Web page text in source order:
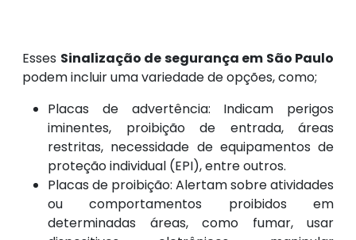
Esses Sinalização de segurança em São Paulo
podem incluir uma variedade de opções, como;
Placas de advertência: Indicam perigos
iminentes, proibição de entrada, áreas
restritas, necessidade de equipamentos de
proteção individual (EPI), entre outros.
Placas de proibição: Alertam sobre atividades
ou comportamentos proibidos em
determinadas áreas, como fumar, usar